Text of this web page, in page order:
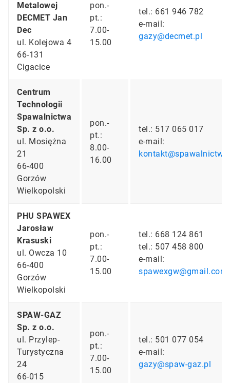
Metalowej
DECMET Jan
Dec
ul. Kolejowa 4
66-131
Cigacice
pon.-
pt.:
7.00-
15.00
tel.: 661 946 782
e-mail:
gazy@decmet.pl
Centrum
Technologii
Spawalnictwa
Sp. z o.o.
ul. Mosiężna
21
66-400
Gorzów
Wielkopolski
pon.-
pt.:
8.00-
16.00
tel.: 517 065 017
e-mail:
PHU SPAWEX
Jarosław
Krasuski
ul. Owcza 10
66-400
Gorzów
Wielkopolski
pon.-
pt.:
7.00-
15.00
tel.: 668 124 861
tel.: 507 458 800
e-mail:
spawexgw@gmail.com
SPAW-GAZ
Sp. z o.o.
ul. Przylep-
Turystyczna
24
66-015
pon.-
pt.:
7.00-
15.00
tel.: 501 077 054
e-mail:
gazy@spaw-gaz.pl